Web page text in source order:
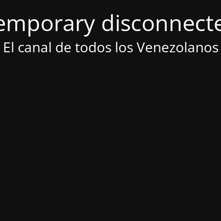
El canal de todos los Venezolanos